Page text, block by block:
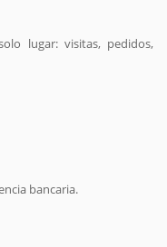
lugar: visitas, pedidos,
bancaria.